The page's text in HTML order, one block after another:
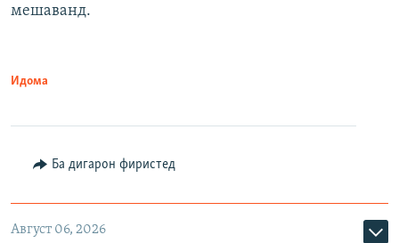
мешаванд.
Идома
Ба дигарон фиристед
Август 06, 2026